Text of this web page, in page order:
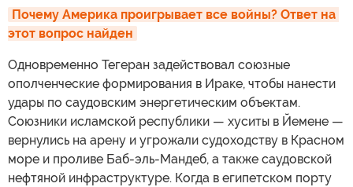
Почему Америка проигрывает все войны? Ответ на
этот вопрос найден
Одновременно Тегеран задействовал союзные
ополченческие формирования в Ираке, чтобы нанести
удары по саудовским энергетическим объектам.
Союзники исламской республики — хуситы в Йемене —
вернулись на арену и угрожали судоходству в Красном
море и проливе Баб-эль-Мандеб, а также саудовской
нефтяной инфраструктуре. Когда в египетском порту